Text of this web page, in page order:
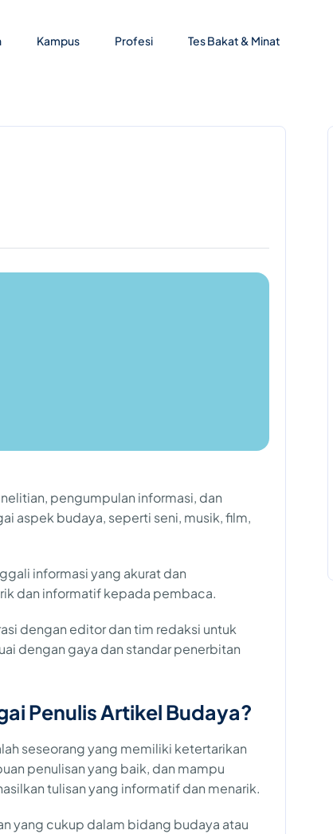
Kampus Profesi Tes Bakat & Minat
pengumpulan informasi, dan
aspek budaya, seperti seni, musik, film,
informasi yang akurat dan
dan informatif kepada pembaca.
dengan editor dan tim redaksi untuk
dengan gaya dan standar penerbitan
Penulis Artikel Budaya?
seseorang yang memiliki ketertarikan
penulisan yang baik, dan mampu
tulisan yang informatif dan menarik.
yang cukup dalam bidang budaya atau